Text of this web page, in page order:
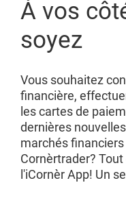
À vos
soyez
Vous souhaitez
financière,
les cartes de
dernières
marchés
Cornèrtrader?
l'iCornèr App! Un